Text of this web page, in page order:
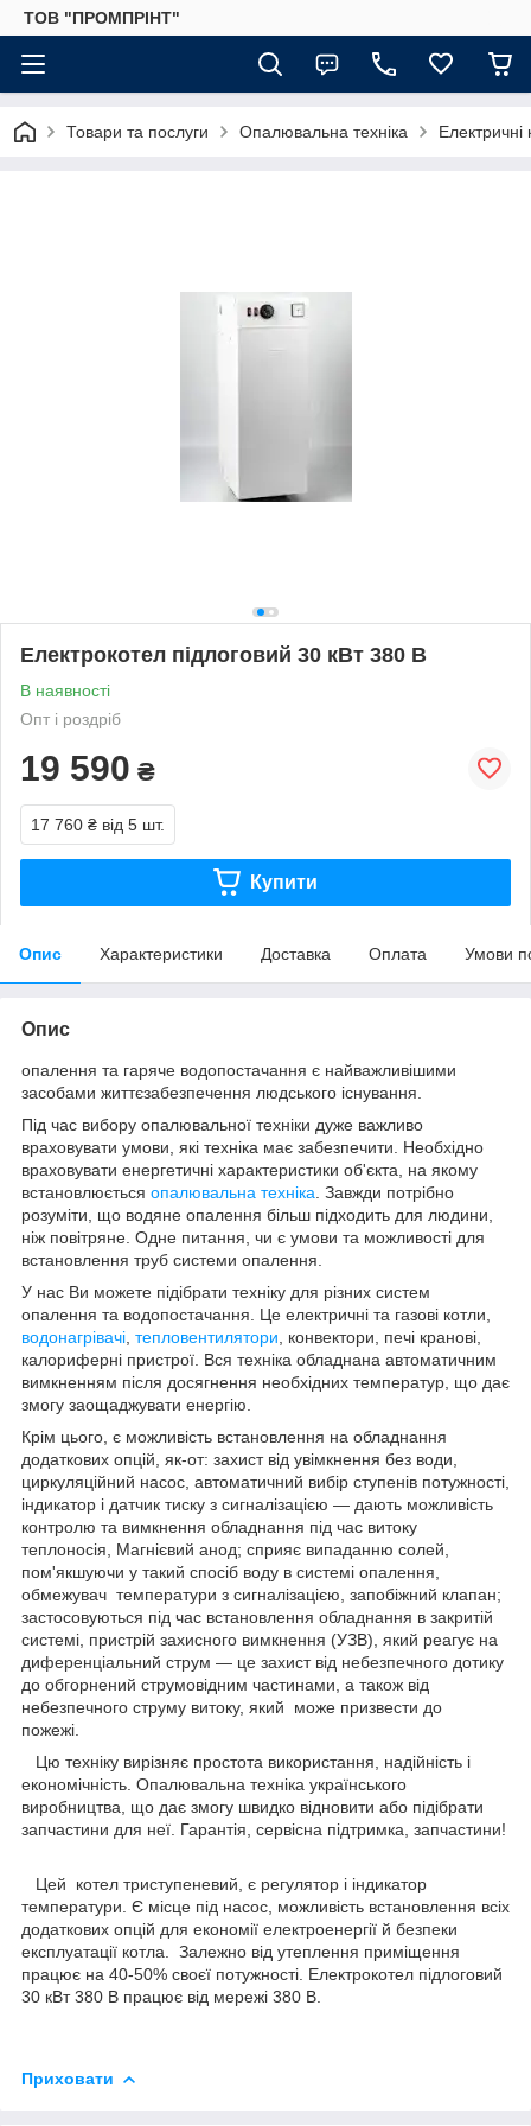
ТОВ "ПРОМПРІНТ"
Товари та послуги Опалювальна техніка Електричні
Електрокотел підлоговий 30 кВт 380 В
В наявності
Опт і роздріб
19 590 ₴
17 760 ₴ від 5 шт.
Купити
Опис Характеристики Доставка Оплата Умови
Опис
опалення та гаряче водопостачання є найважливішими
засобами життєзабезпечення людського існування.
Під час вибору опалювальної техніки дуже важливо
враховувати умови, які техніка має забезпечити. Необхідно
враховувати енергетичні характеристики об'єкта, на якому
встановлюється опалювальна техніка . Завжди потрібно
розуміти, що водяне опалення більш підходить для людини,
ніж повітряне. Одне питання, чи є умови та можливості для
встановлення труб системи опалення.
У нас Ви можете підібрати техніку для різних систем
опалення та водопостачання. Це електричні та газові котли,
водонагрівачі тепловентилятори , конвектори, печі кранові,
калориферні пристрої. Вся техніка обладнана автоматичним
вимкненням після досягнення необхідних температур, що дає
змогу заощаджувати енергію.
Крім цього, є можливість встановлення на обладнання
додаткових опцій, як-от: захист від увімкнення без води,
циркуляційний насос, автоматичний вибір ступенів потужності,
індикатор і датчик тиску з сигналізацією — дають можливість
контролю та вимкнення обладнання під час витоку
теплоносія, Магнієвий анод; сприяє випаданню солей,
пом'якшуючи у такий спосіб воду в системі опалення,
обмежувач температури з сигналізацією, запобіжний клапан;
застосовуються під час встановлення обладнання в закритій
системі, пристрій захисного вимкнення (УЗВ), який реагує на
диференціальний струм — це захист від небезпечного дотику
до обгорнений струмовідним частинами, а також від
небезпечного струму витоку, який може призвести до
пожежі.
Цю техніку вирізняє простота використання, надійність і
економічність. Опалювальна техніка українського
виробництва, що дає змогу швидко відновити або підібрати
запчастини для неї. Гарантія, сервісна підтримка, запчастини!
Цей котел триступеневий, є регулятор і індикатор
температури. Є місце під насос, можливість встановлення всіх
додаткових опцій для економії електроенергії й безпеки
експлуатації котла. Залежно від утеплення приміщення
працює на 40-50% своєї потужності. Електрокотел підлоговий
30 кВт 380 В працює від мережі 380 В.
Приховати